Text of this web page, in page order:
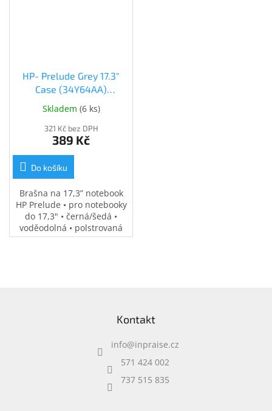
HP- Prelude Grey 17.3"
Case (34Y64AA)
(34Y64AA)
Skladem (6 ks)
321 Kč bez DPH
389 Kč
Do košíku
Brašna na 17,3” notebook
HP Prelude • pro notebooky
do 17,3" • černá/šedá •
voděodolná • polstrovaná
přihrádka na notebook •
Kontakt
info@inpraise.cz
571 424 002
737 515 835